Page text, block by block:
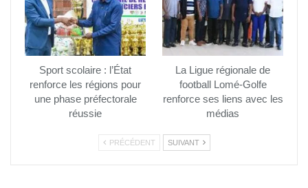
Sport scolaire : l’État
renforce les régions pour
une phase préfectorale
réussie
La Ligue régionale de
football Lomé-Golfe
renforce ses liens avec les
médias
PRÉCÉDENT SUIVANT